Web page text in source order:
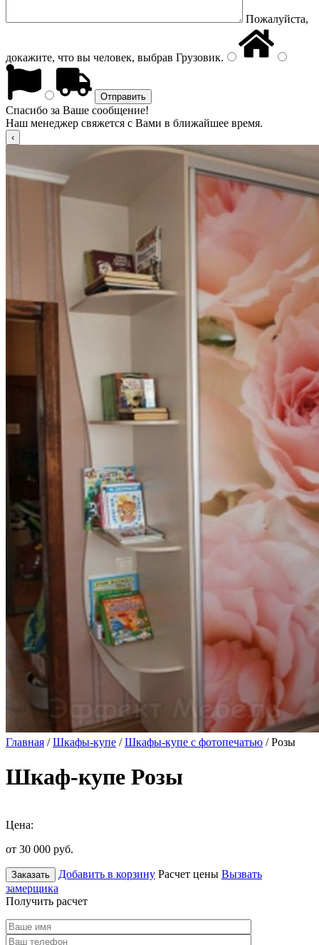
Пожалуйста,
докажите, что вы человек, выбрав Грузовик.
Спасибо за Ваше сообщение!
Наш менеджер свяжется с Вами в ближайшее время.
Главная /Шкафы-купе /Шкафы-купе с фотопечатью / Розы
Шкаф-купе Розы
Цена:
от 30 000 руб.
Заказать Добавить в корзину Расчет цены Вызвать
замерщика
Получить расчет